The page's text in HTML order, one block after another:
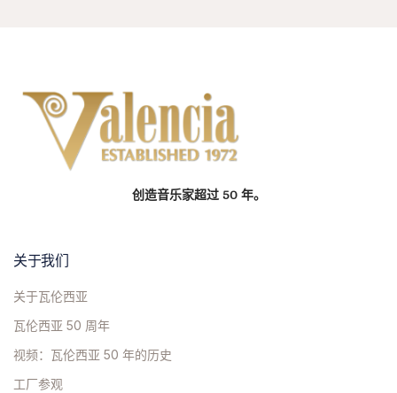
创造音乐家超过 50 年。
关于我们
关于瓦伦西亚
瓦伦西亚 50 周年
视频：瓦伦西亚 50 年的历史
工厂参观